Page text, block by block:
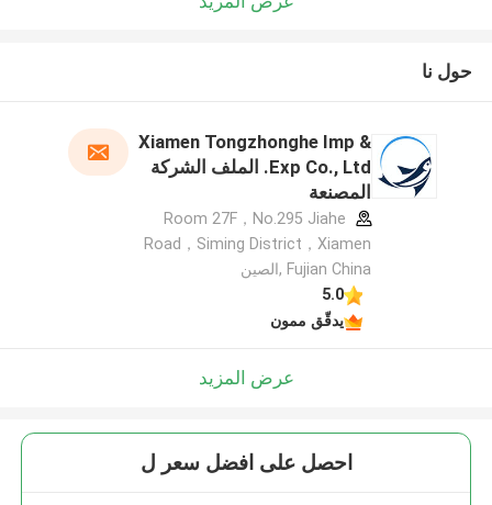
حول نا
Xiamen Tongzhonghe Imp &
Exp Co., Ltd. الملف الشركة
المصنعة
Room 27F，No.295 Jiahe
Road，Siming District，Xiamen
Fujian China ,الصين
5.0
يدقّق ممون
عرض المزيد
احصل على افضل سعر ل